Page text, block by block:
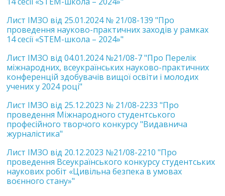
Лист ІМЗО від 25.01.2024 № 21/08-139 "Про
проведення науково-практичних заходів у рамках
14 сесії «STEM-школа – 2024»"
Лист ІМЗО від 04.01.2024 №21/08-7 "Про Перелік
міжнародних, всеукраїнських науково-практичних
конференцій здобувачів вищої освіти і молодих
учених у 2024 році"
Лист ІМЗО від 25.12.2023 № 21/08-2233 "Про
проведення Міжнародного студентського
професійного творчого конкурсу "Видавнича
журналістика"
Лист ІМЗО від 20.12.2023 №21/08-2210 "Про
проведення Всеукраїнського конкурсу студентських
наукових робіт «Цивільна безпека в умовах
воєнного стану»"